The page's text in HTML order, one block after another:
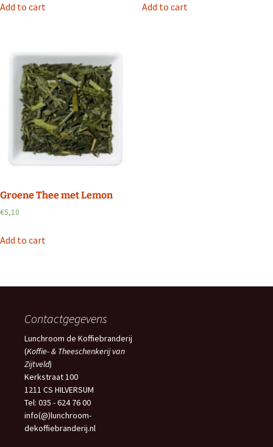
Add to cart Add to cart
Groene Thee met Lemon
€5,10
Add to cart
Contactgegevens
Lunchroom de Koffiebranderij
(Koffie- & Theeschenkerij van
Zijtveld)
Kerkstraat 100
1211 CS HILVERSUM
Tel: 035 - 624 76 00
info(@)lunchroom-
dekoffiebranderij.nl